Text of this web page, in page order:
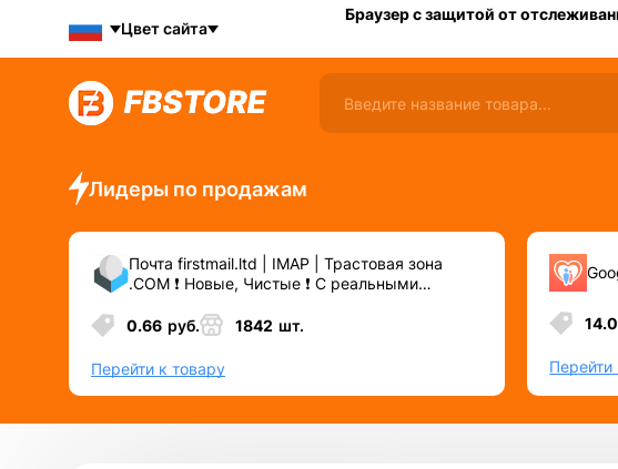
Цвет сайта
Браузер с защитой от
Лидеры по продажам
Почта firstmail.ltd | IMAP | Трастовая зона
.COM ❗️ Новые, Чистые ❗️ С реальными
прочих сервисов\соц.сетей.
0.66 руб. 1842 шт.
Перейти к товару Перейти